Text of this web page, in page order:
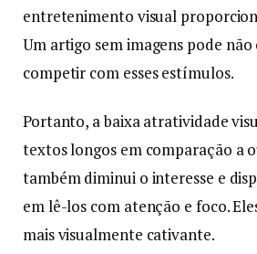
entretenimento visual
Um artigo sem imagens pode não
competir com esses estímulos.
Portanto, a baixa atratividade
textos longos em comparação a
também diminui o interesse e
em lê-los com atenção e foco.
mais visualmente cativante.